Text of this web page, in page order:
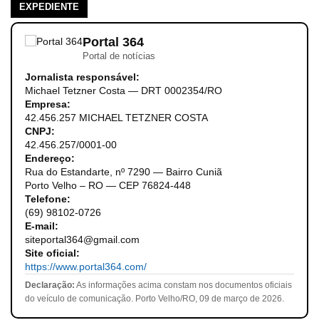
EXPEDIENTE
Portal 364
Portal de notícias
Jornalista responsável:
Michael Tetzner Costa — DRT 0002354/RO
Empresa:
42.456.257 MICHAEL TETZNER COSTA
CNPJ:
42.456.257/0001-00
Endereço:
Rua do Estandarte, nº 7290 — Bairro Cuniã
Porto Velho – RO — CEP 76824-448
Telefone:
(69) 98102-0726
E-mail:
siteportal364@gmail.com
Site oficial:
https://www.portal364.com/
Declaração: As informações acima constam nos documentos oficiais
do veículo de comunicação. Porto Velho/RO, 09 de março de 2026.